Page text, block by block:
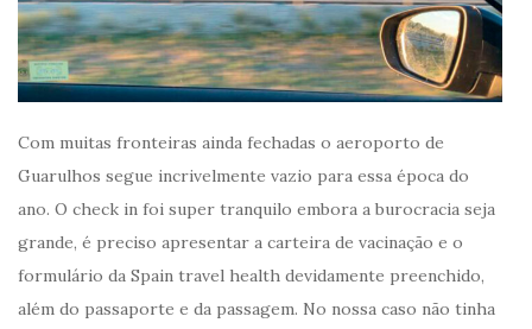
Com muitas fronteiras ainda fechadas o aeroporto de
Guarulhos segue incrivelmente vazio para essa época do
ano. O check in foi super tranquilo embora a burocracia seja
grande, é preciso apresentar a carteira de vacinação e o
formulário da Spain travel health devidamente preenchido,
além do passaporte e da passagem. No nossa caso não tinha